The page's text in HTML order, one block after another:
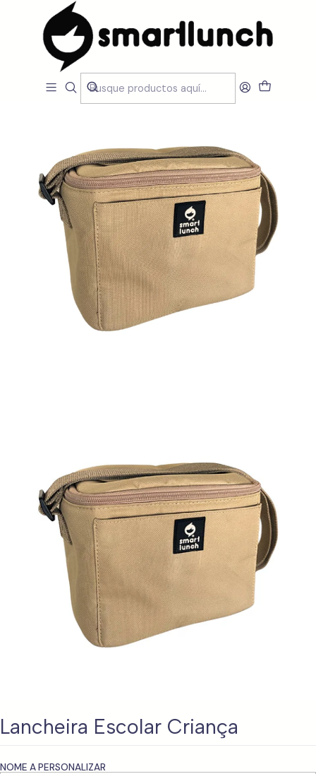
LOJA
Lancheiras e Sacos Térmicos
Lancheira Escolar Criança
Lancheira Escolar Criança
NOME A PERSONALIZAR